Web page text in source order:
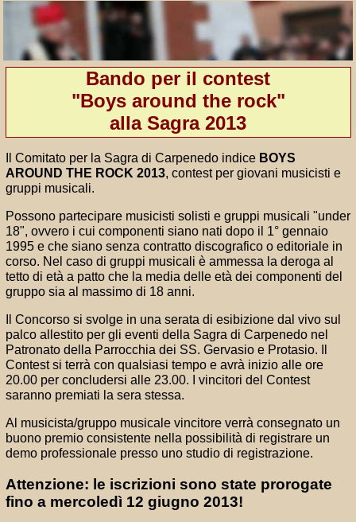
Bando per il contest
"Boys around the rock"
alla Sagra 2013
Il Comitato per la Sagra di Carpenedo indice BOYS
AROUND THE ROCK 2013, contest per giovani musicisti e
gruppi musicali.
Possono partecipare musicisti solisti e gruppi musicali "under
18", ovvero i cui componenti siano nati dopo il 1° gennaio
1995 e che siano senza contratto discografico o editoriale in
corso. Nel caso di gruppi musicali è ammessa la deroga al
tetto di età a patto che la media delle età dei componenti del
gruppo sia al massimo di 18 anni.
Il Concorso si svolge in una serata di esibizione dal vivo sul
palco allestito per gli eventi della Sagra di Carpenedo nel
Patronato della Parrocchia dei SS. Gervasio e Protasio. Il
Contest si terrà con qualsiasi tempo e avrà inizio alle ore
20.00 per concludersi alle 23.00. I vincitori del Contest
saranno premiati la sera stessa.
Al musicista/gruppo musicale vincitore verrà consegnato un
buono premio consistente nella possibilità di registrare un
demo professionale presso uno studio di registrazione.
Attenzione: le iscrizioni sono state prorogate
fino a mercoledì 12 giugno 2013!